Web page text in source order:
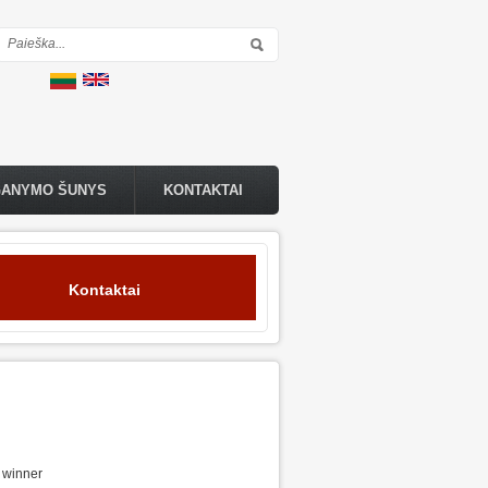
Paieškos forma
ŠUNYS KONTAKTAI
Kontaktai
winner